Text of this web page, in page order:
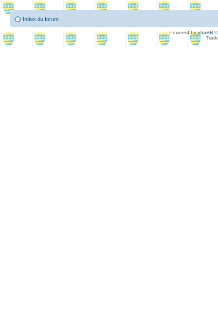
Index du forum
Powered byphpBB